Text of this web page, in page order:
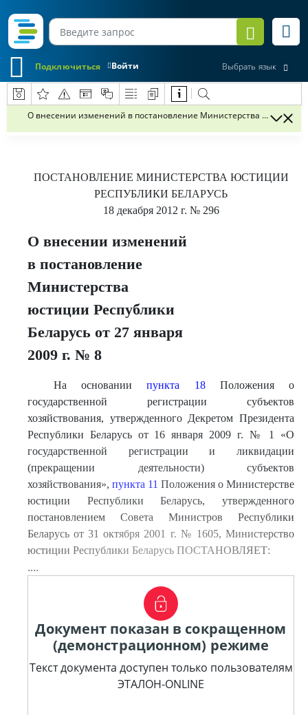
Войти
Подключиться Выбрать язык
О внесении изменений в постановление Министерства юстиции
ПОСТАНОВЛЕНИЕ МИНИСТЕРСТВА ЮСТИЦИИ
РЕСПУБЛИКИ БЕЛАРУСЬ
18 декабря 2012 г. № 296
О внесении изменений
в постановление
Министерства
юстиции Республики
Беларусь от 27 января
2009 г. № 8
На основаниипункта 18Положения о
государственной регистрации субъектов
хозяйствования, утвержденного Декретом Президента
Республики Беларусь от 16 января 2009 г. № 1 «О
государственной регистрации и ликвидации
(прекращении деятельности) субъектов
хозяйствования», пункта 11 Положения о Министерстве
юстиции Республики Беларусь, утвержденного
постановлением Совета Министров Республики
Беларусь от 31 октября 2001 г. № 1605, Министерство
юстиции Республики Беларусь ПОСТАНОВЛЯЕТ:
....
Документ показан в сокращенном
(демонстрационном) режиме
Текст документа доступен только пользователям
ЭТАЛОН-ONLINE